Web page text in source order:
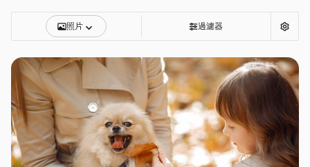
照片 過濾器